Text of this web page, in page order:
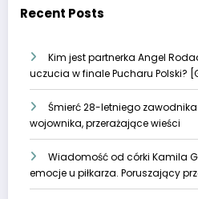
Recent Posts
Kim jest partnerka Angel
uczucia w finale Pucharu Polski?
Śmierć 28-letniego zawodnika
wojownika, przerażające wieści
Wiadomość od córki Kamila
emocje u piłkarza. Poruszający